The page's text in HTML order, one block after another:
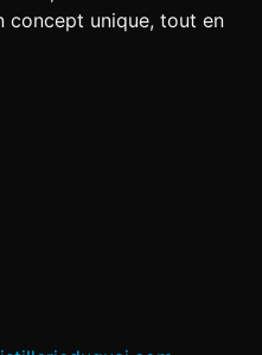
concept unique, tout en